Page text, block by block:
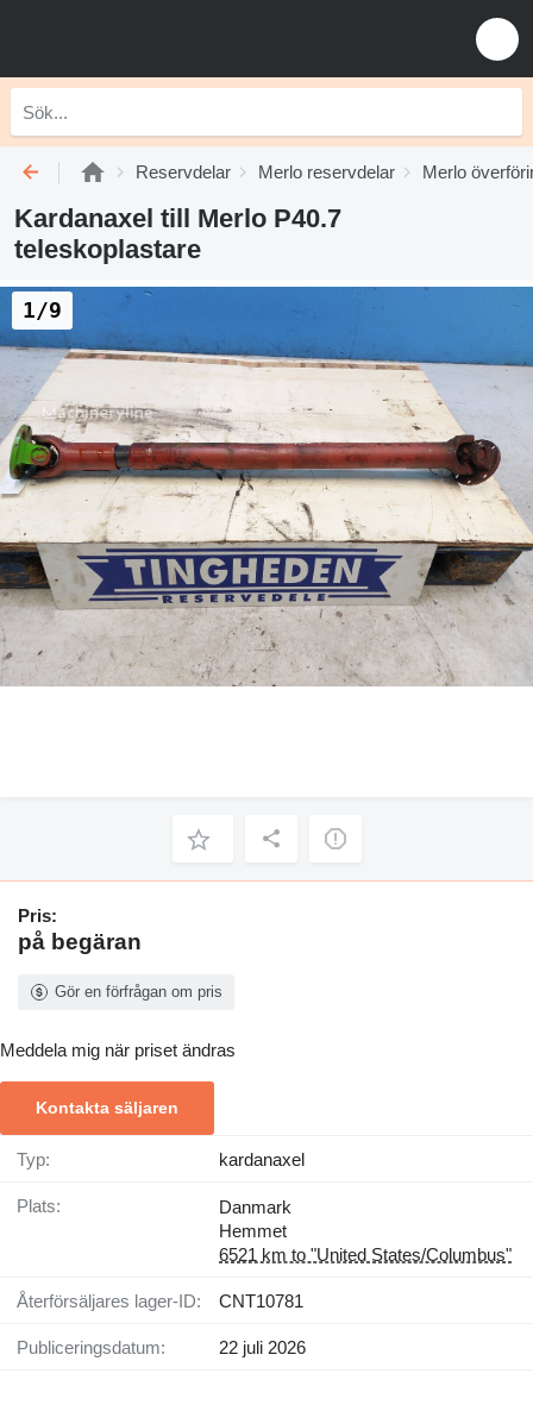
Reservdelar Merlo reservdelar Merlo
Kardanaxel till Merlo P40.7
teleskoplastare
1/9
Pris:
på begäran
Gör en förfrågan om pris
Meddela mig när priset ändras
Kontakta säljaren
Typ: kardanaxel
Plats:
Danmark
Hemmet
6521 km to "United States/Columbus"
Återförsäljares lager-ID: CNT10781
Publiceringsdatum: 22 juli 2026